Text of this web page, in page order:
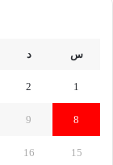
س د
1
2
8
9
15
16